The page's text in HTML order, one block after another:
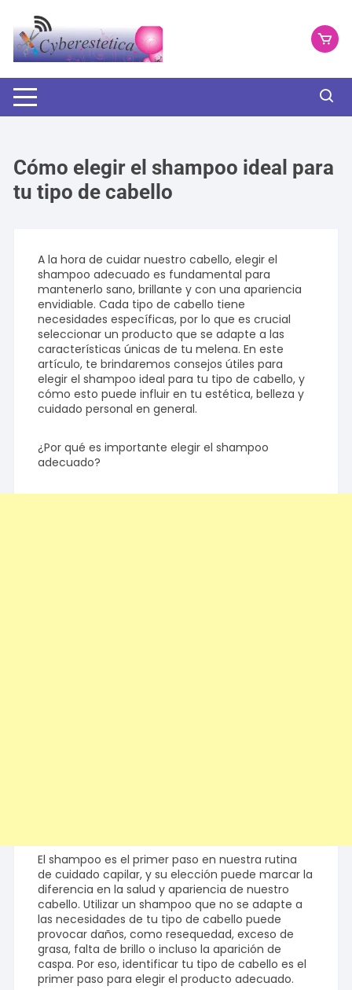
contenido
Cómo elegir el shampoo ideal para
tu tipo de cabello
A la hora de cuidar nuestro cabello, elegir el
shampoo adecuado es fundamental para
mantenerlo sano, brillante y con una apariencia
envidiable. Cada tipo de cabello tiene
necesidades específicas, por lo que es crucial
seleccionar un producto que se adapte a las
características únicas de tu melena. En este
artículo, te brindaremos consejos útiles para
elegir el shampoo ideal para tu tipo de cabello, y
cómo esto puede influir en tu estética, belleza y
cuidado personal en general.
¿Por qué es importante elegir el shampoo
adecuado?
El shampoo es el primer paso en nuestra rutina
de cuidado capilar, y su elección puede marcar la
diferencia en la salud y apariencia de nuestro
cabello. Utilizar un shampoo que no se adapte a
las necesidades de tu tipo de cabello puede
provocar daños, como resequedad, exceso de
grasa, falta de brillo o incluso la aparición de
caspa. Por eso, identificar tu tipo de cabello es el
primer paso para elegir el producto adecuado.